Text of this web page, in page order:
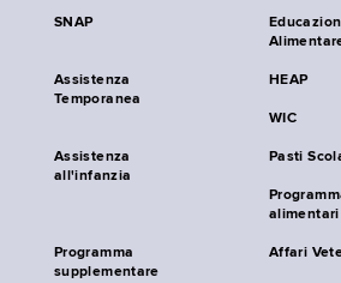
SNAP
Assistenza
Temporanea
HEAP
WIC
Assistenza
all'infanzia
Pasti
Programma
supplementare
Affari